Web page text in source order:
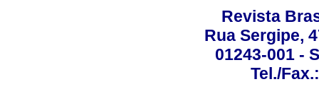
Revista
Rua Sergipe,
01243-001 -
Tel./